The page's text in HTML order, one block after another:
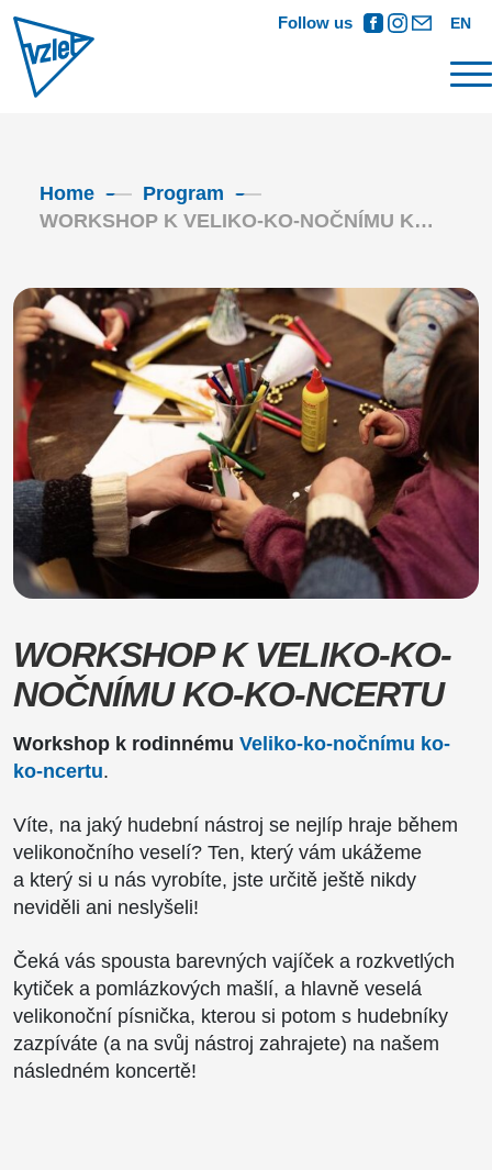
Follow us EN
Home
Program
WORKSHOP K VELIKO-KO-NOČNÍMU K…
WORKSHOP K VELIKO-KO-
NOČNÍMU KO-KO-NCERTU
Workshop k rodinnému Veliko-ko-nočnímu ko-
ko-ncertu.
Víte, na jaký hudební nástroj se nejlíp hraje během
velikonočního veselí? Ten, který vám ukážeme
a který si u nás vyrobíte, jste určitě ještě nikdy
neviděli ani neslyšeli!
Čeká vás spousta barevných vajíček a rozkvetlých
kytiček a pomlázkových mašlí, a hlavně veselá
velikonoční písnička, kterou si potom s hudebníky
zazpíváte (a na svůj nástroj zahrajete) na našem
následném koncertě!